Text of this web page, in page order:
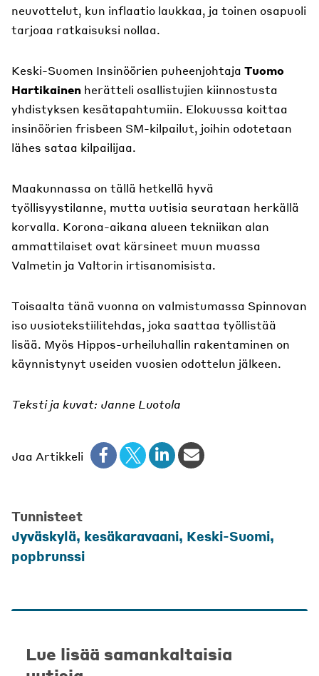
neuvottelut, kun inflaatio laukkaa, ja toinen osapuoli
tarjoaa ratkaisuksi nollaa.
Keski-Suomen Insinöörien puheenjohtaja Tuomo
Hartikainen herätteli osallistujien kiinnostusta
yhdistyksen kesätapahtumiin. Elokuussa koittaa
insinöörien frisbeen SM-kilpailut, joihin odotetaan
lähes sataa kilpailijaa.
Maakunnassa on tällä hetkellä hyvä
työllisyystilanne, mutta uutisia seurataan herkällä
korvalla. Korona-aikana alueen tekniikan alan
ammattilaiset ovat kärsineet muun muassa
Valmetin ja Valtorin irtisanomisista.
Toisaalta tänä vuonna on valmistumassa Spinnovan
iso uusiotekstiilitehdas, joka saattaa työllistää
lisää. Myös Hippos-urheiluhallin rakentaminen on
käynnistynyt useiden vuosien odottelun jälkeen.
Teksti ja kuvat: Janne Luotola
Jaa Artikkeli
Tunnisteet
Jyväskylä, kesäkaravaani, Keski-Suomi,
popbrunssi
Lue lisää samankaltaisia